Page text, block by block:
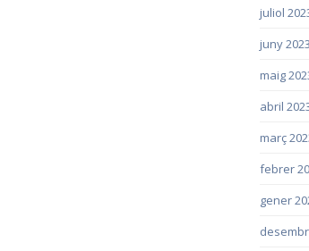
juliol
juny 2023
maig
abril
març
febrer
gener